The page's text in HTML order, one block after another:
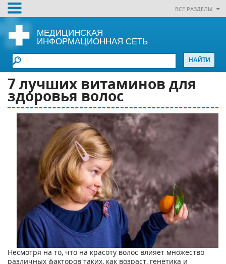
ВСЕ РАЗДЕЛЫ
МЕДИЦИНСКАЯ
ИНФОРМАЦИОННАЯ СЕТЬ
7 лучших витаминов для
здоровья волос
Несмотря на то, что на красоту волос влияет множество
различных факторов таких, как возраст, генетика и